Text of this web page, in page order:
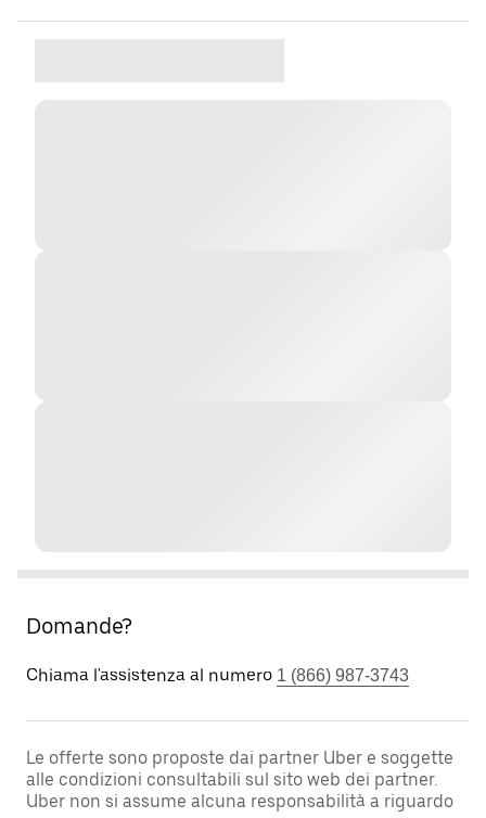
Domande?
Chiama l'assistenza al numero 1 (866) 987-3743
Le offerte sono proposte dai partner Uber e soggette
alle condizioni consultabili sul sito web dei partner.
Uber non si assume alcuna responsabilità a riguardo